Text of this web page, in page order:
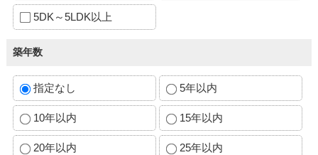
5DK～5LDK以上
築年数
指定なし 5年以内
10年以内 15年以内
20年以内 25年以内